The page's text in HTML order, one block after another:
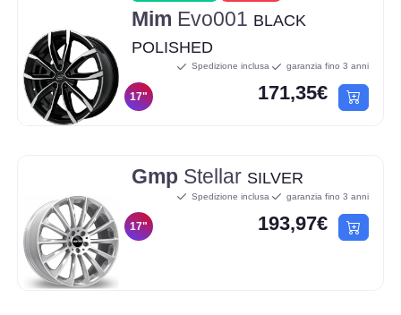
Mim Evo001 BLACK
POLISHED
17"
Spedizione inclusa garanzia fino 3 anni
171,35€
Gmp Stellar SILVER
17"
Spedizione inclusa garanzia fino 3 anni
193,97€